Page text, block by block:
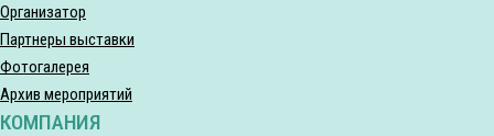
Организатор
Партнеры выставки
Фотогалерея
Архив мероприятий
КОМПАНИЯ